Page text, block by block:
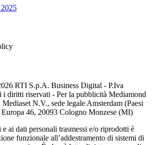
RTI S.p.A. Business Digital - P.Iva
i diritti riservati - Per la pubblicità Mediamond
N.V., sede legale Amsterdam (Paesi
46, 20093 Cologno Monzese (MI)
ai dati personali trasmessi e/o riprodotti è
funzionale all’addestramento di sistemi di